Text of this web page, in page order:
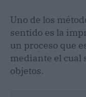
Uno de los
sentido es la
un proceso que
mediante el cual
objetos.